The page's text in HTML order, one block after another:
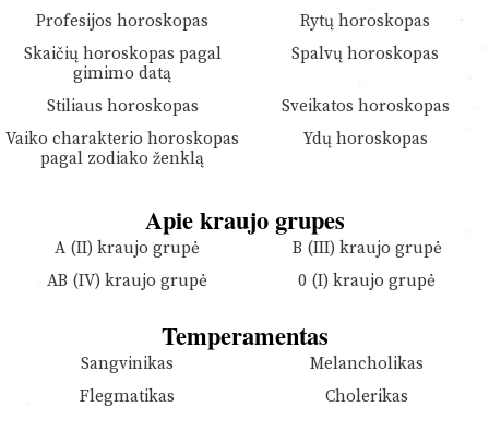
Profesijos horoskopas
Rytų horoskopas
Skaičių horoskopas pagal
gimimo datą
Spalvų horoskopas
Stiliaus horoskopas
Sveikatos horoskopas
Vaiko charakterio horoskopas
pagal zodiako ženklą
Ydų horoskopas
Apie kraujo grupes
A (II) kraujo grupė
B (III) kraujo grupė
AB (IV) kraujo grupė
0 (I) kraujo grupė
Temperamentas
Sangvinikas
Melancholikas
Flegmatikas
Cholerikas